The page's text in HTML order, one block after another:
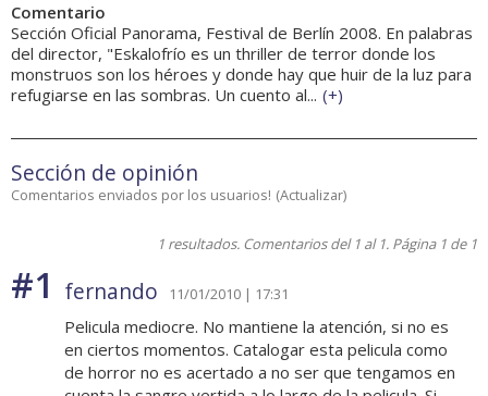
Comentario
Sección Oficial Panorama, Festival de Berlín 2008. En palabras
del director, "Eskalofrío es un thriller de terror donde los
monstruos son los héroes y donde hay que huir de la luz para
refugiarse en las sombras. Un cuento al... (+)
Sección de opinión
Comentarios enviados por los usuarios! (Actualizar)
1 resultados. Comentarios del 1 al 1. Página 1 de 1
#1 fernando 11/01/2010 | 17:31
Pelicula mediocre. No mantiene la atención, si no es
en ciertos momentos. Catalogar esta pelicula como
de horror no es acertado a no ser que tengamos en